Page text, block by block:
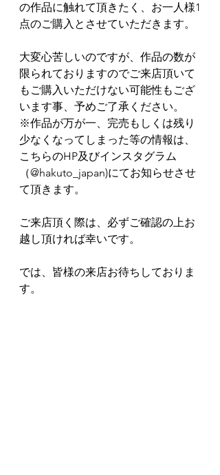
の作品に触れて頂きたく、お一人様1
点のご購入とさせていただきます。
大変心苦しいのですが、作品の数が
限られておりますのでご来店頂いて
もご購入いただけない可能性もござ
います事、予めご了承ください。
※作品が万が一、完売もしくは残り
少なくなってしまった等の情報は、
こちらのHP及びインスタグラム
（@hakuto_japan)にてお知らせさせ
て頂きます。
ご来店頂く際は、必ずご確認の上お
越し頂ければ幸いです。
では、皆様の来店お待ちしておりま
す。